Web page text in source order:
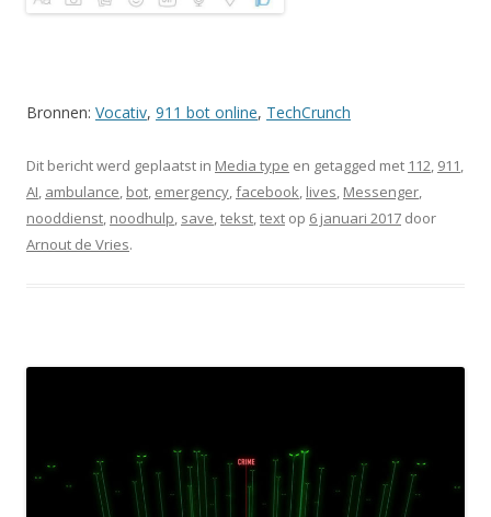
Bronnen: Vocativ, 911 bot online, TechCrunch
Dit bericht werd geplaatst in Media type en getagged met 112, 911,
AI, ambulance, bot, emergency,facebook, lives, Messenger,
nooddienst, noodhulp, save,tekst,text op 6 januari 2017 door
Arnout de Vries.